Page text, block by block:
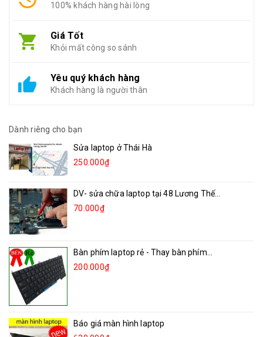
100% khách hàng hài lòng
Giá Tốt
Khỏi mất công so sánh
Yêu quý khách hàng
Khách hàng là người thân
Dành riêng cho bạn
Sửa laptop ở Thái Hà
250.000₫
DV- sửa chữa laptop tại 48 Lương Thế...
70.000₫
Bàn phím laptop rẻ - Thay bàn phím...
200.000₫
Báo giá màn hình laptop